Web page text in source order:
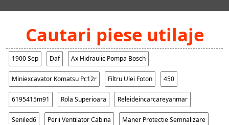
Cautari piese utilaje
1900 Sep Daf Ax Hidraulic Pompa Bosch
Miniexcavator Komatsu Pc12r Filtru Ulei Foton 450
6195415m91 Rola Superioara Releideincarcareyanmar
Seniled6 Perii Ventilator Cabina Maner Protectie Semnalizare